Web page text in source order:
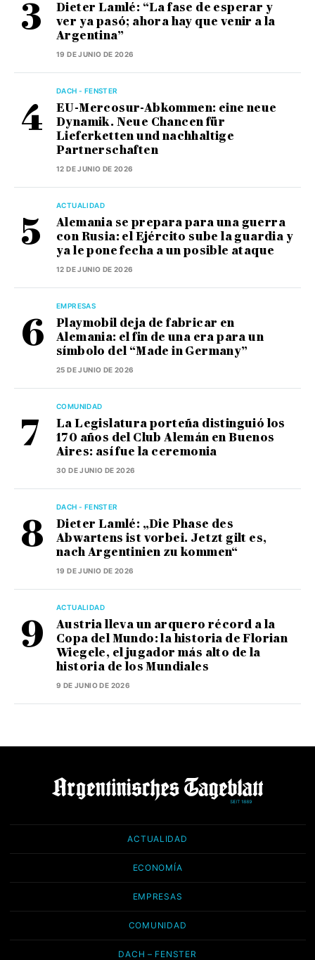
Dieter Lamlé: “La fase de esperar y
ver ya pasó; ahora hay que venir a la
Argentina”
19 DE JUNIO DE 2026
DACH - FENSTER
EU-Mercosur-Abkommen: eine neue
Dynamik. Neue Chancen für
Lieferketten und nachhaltige
Partnerschaften
12 DE JUNIO DE 2026
ACTUALIDAD
Alemania se prepara para una guerra
con Rusia: el Ejército sube la guardia y
ya le pone fecha a un posible ataque
12 DE JUNIO DE 2026
EMPRESAS
Playmobil deja de fabricar en
Alemania: el fin de una era para un
símbolo del “Made in Germany”
25 DE JUNIO DE 2026
COMUNIDAD
La Legislatura porteña distinguió los
170 años del Club Alemán en Buenos
Aires: así fue la ceremonia
30 DE JUNIO DE 2026
DACH - FENSTER
Dieter Lamlé: „Die Phase des
Abwartens ist vorbei. Jetzt gilt es,
nach Argentinien zu kommen“
19 DE JUNIO DE 2026
ACTUALIDAD
Austria lleva un arquero récord a la
Copa del Mundo: la historia de Florian
Wiegele, el jugador más alto de la
historia de los Mundiales
9 DE JUNIO DE 2026
ACTUALIDAD
ECONOMÍA
EMPRESAS
COMUNIDAD
DACH – FENSTER